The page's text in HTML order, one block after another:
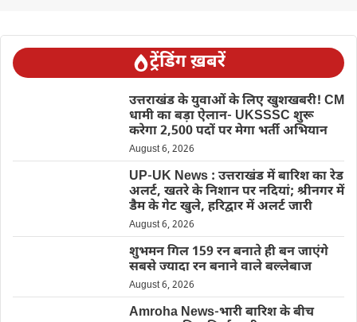
ट्रेंडिंग ख़बरें
उत्तराखंड के युवाओं के लिए खुशखबरी! CM
धामी का बड़ा ऐलान- UKSSSC शुरू
करेगा 2,500 पदों पर मेगा भर्ती अभियान
August 6, 2026
UP-UK News : उत्तराखंड में बारिश का रेड
अलर्ट, खतरे के निशान पर नदियां; श्रीनगर में
डैम के गेट खुले, हरिद्वार में अलर्ट जारी
August 6, 2026
शुभमन गिल 159 रन बनाते ही बन जाएंगे
सबसे ज्यादा रन बनाने वाले बल्लेबाज
August 6, 2026
Amroha News-भारी बारिश के बीच